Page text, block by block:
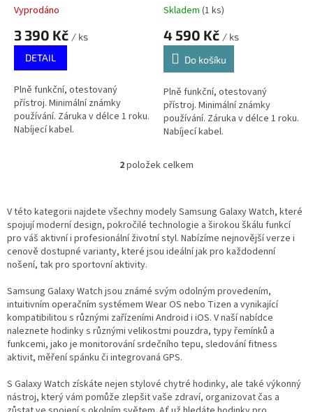
Stav A
Vyprodáno
3 390 Kč / ks
DETAIL
Plně funkční, otestovaný
přístroj. Minimální známky
používání. Záruka v délce 1 roku.
Nabíjecí kabel.
Skladem (1 ks)
4 590 Kč / ks
Do košíku
Plně funkční, otestovaný
přístroj. Minimální známky
používání. Záruka v délce 1 roku.
Nabíjecí kabel.
O
á
d
a
c
r
v
k
y
v
ý
i
s
2položek celkem
V této kategorii najdete všechny modely Samsung Galaxy Watch, které
spojují moderní design, pokročilé technologie a širokou škálu funkcí
pro váš aktivní i profesionální životní styl. Nabízíme nejnovější verze i
cenově dostupné varianty, které jsou ideální jak pro každodenní
nošení, tak pro sportovní aktivity.
Samsung Galaxy Watch jsou známé svým odolným provedením,
intuitivním operačním systémem Wear OS nebo Tizen a vynikající
kompatibilitou s různými zařízeními Android i iOS. V naší nabídce
naleznete hodinky s různými velikostmi pouzdra, typy řemínků a
funkcemi, jako je monitorování srdečního tepu, sledování fitness
aktivit, měření spánku či integrovaná GPS.
S Galaxy Watch získáte nejen stylové chytré hodinky, ale také výkonný
nástroj, který vám pomůže zlepšit vaše zdraví, organizovat čas a